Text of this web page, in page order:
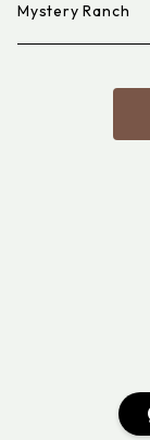
Mystery Ranch